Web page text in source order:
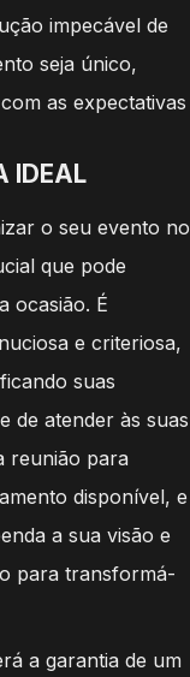
impecável de
seja único,
as expectativas
IDEAL
o seu evento no
que pode
ocasião. É
e criteriosa,
suas
de atender às suas
reunião para
disponível, e
a sua visão e
para transformá-
a garantia de um